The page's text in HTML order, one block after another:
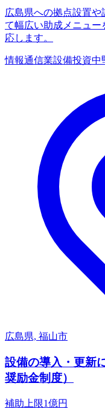
広島県への拠点設置
て幅広い助成メニュ
応します。
情報通信業設備投資中
広島県, 福山市
設備の導入・更新
奨励金制度）
補助上限1億円